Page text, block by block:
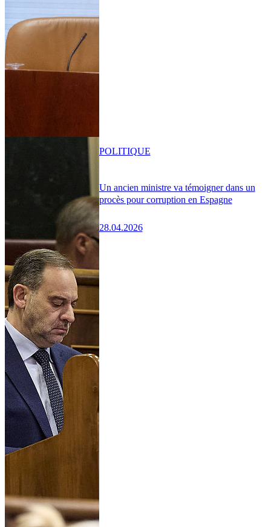
Un ancien ministre va témoigner dans un
procès pour corruption en Espagne
28.04.2026
POLITIQUE